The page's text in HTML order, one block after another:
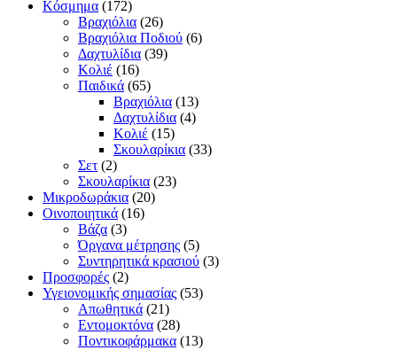
Κόσμημα (172)
Βραχιόλια (26)
Βραχιόλια Ποδιού (6)
Δαχτυλίδια (39)
Κολιέ (16)
Παιδικά (65)
Βραχιόλια (13)
Δαχτυλίδια (4)
Κολιέ (15)
Σκουλαρίκια (33)
Σετ (2)
Σκουλαρίκια (23)
Μικροδωράκια (20)
Οινοποιητικά (16)
Βάζα (3)
Όργανα μέτρησης (5)
Συντηρητικά κρασιού (3)
Προσφορές (2)
Υγειονομικής σημασίας (53)
Απωθητικά (21)
Εντομοκτόνα (28)
Ποντικοφάρμακα (13)